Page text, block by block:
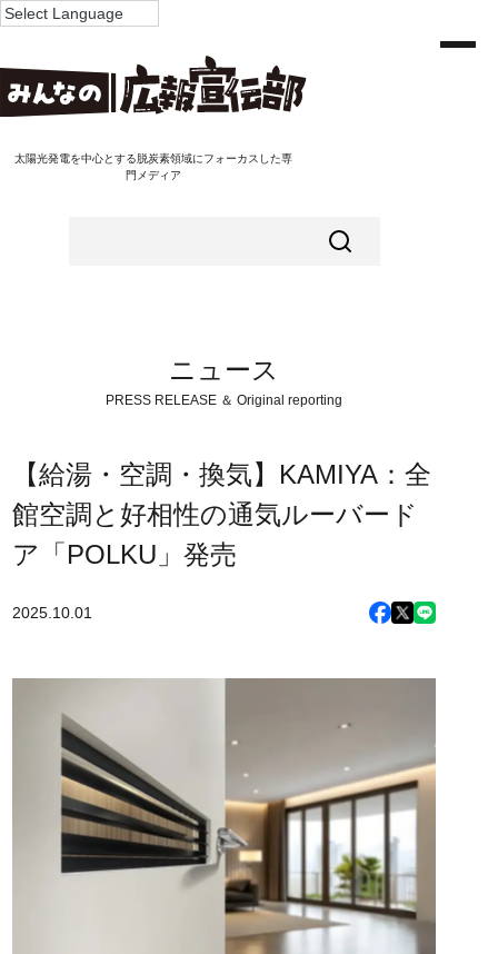
太陽光発電を中心とする脱炭素領域にフォーカスした専
門メディア
ニュース
PRESS RELEASE ＆ Original reporting
【給湯・空調・換気】KAMIYA：全
館空調と好相性の通気ルーバード
ア「POLKU」発売
2025.10.01